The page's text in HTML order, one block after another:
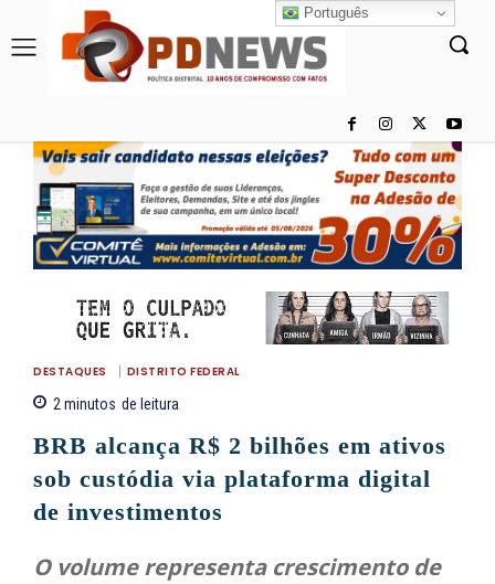
DESTAQUES DISTRITO FEDERAL
2minutos de leitura
BRB alcança R$ 2 bilhões em ativos
sob custódia via plataforma digital
de investimentos
O volume representa crescimento de
Português